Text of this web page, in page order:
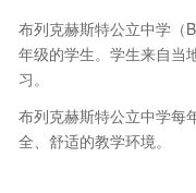
布列克赫斯特公立中学（
年级的学生。学生来自当
习。
布列克赫斯特公立中学每
全、舒适的教学环境。